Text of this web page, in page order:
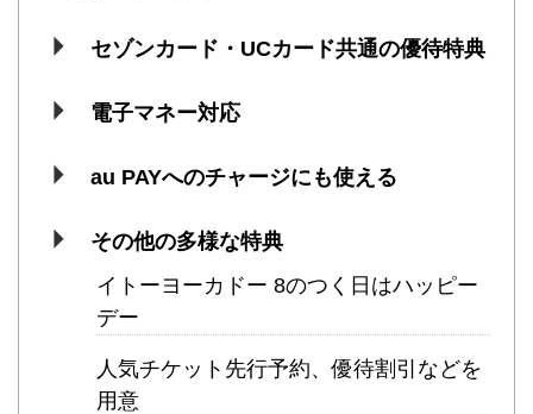
セゾンカード・UCカード共通の優待特典
電子マネー対応
au PAYへのチャージにも使える
その他の多様な特典
イトーヨーカドー 8のつく日はハッピー
デー
人気チケット先行予約、優待割引などを
用意